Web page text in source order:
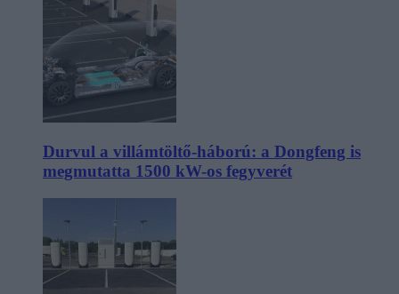
Durvul a villámtöltő-háború: a Dongfeng is
megmutatta 1500 kW-os fegyverét